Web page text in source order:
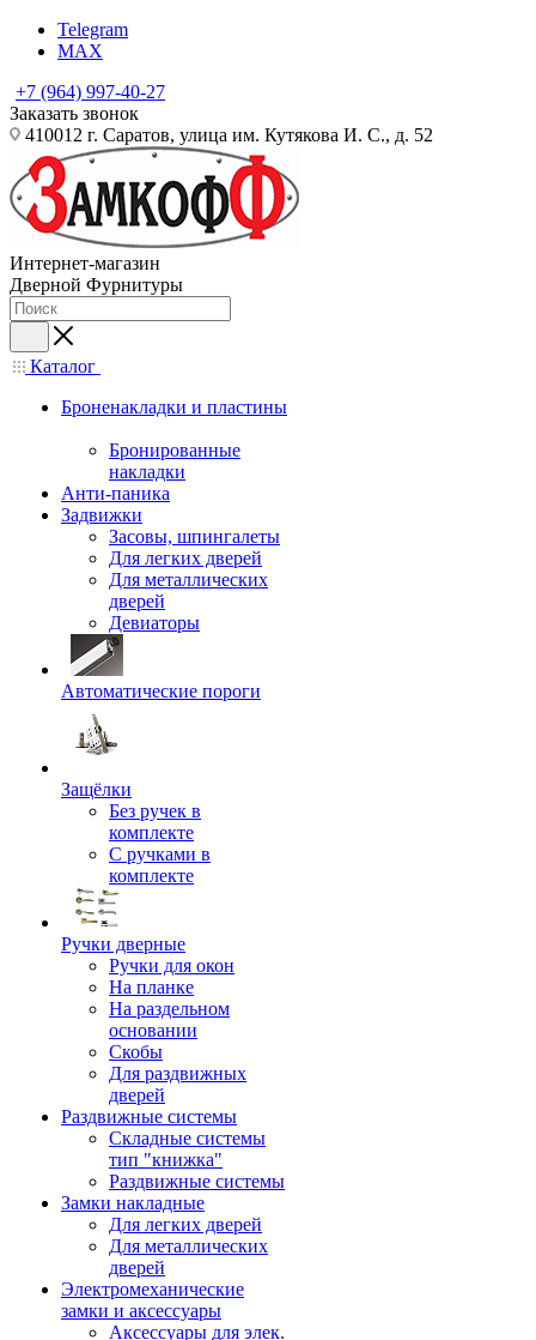
Telegram
MAX
+7 (964) 997-40-27
Заказать звонок
410012 г. Саратов, улица им. Кутякова И. С., д. 52
Интернет-магазин
Дверной Фурнитуры
Каталог
Броненакладки и пластины
Бронированные
накладки
Анти-паника
Задвижки
Засовы, шпингалеты
Для легких дверей
Для металлических
дверей
Девиаторы
Автоматические пороги
Защёлки
Без ручек в
комплекте
С ручками в
комплекте
Ручки дверные
Ручки для окон
На планке
На раздельном
основании
Скобы
Для раздвижных
дверей
Раздвижные системы
Складные системы
тип "книжка"
Раздвижные системы
Замки накладные
Для легких дверей
Для металлических
дверей
Электромеханические
замки и аксессуары
Аксессуары для элек.